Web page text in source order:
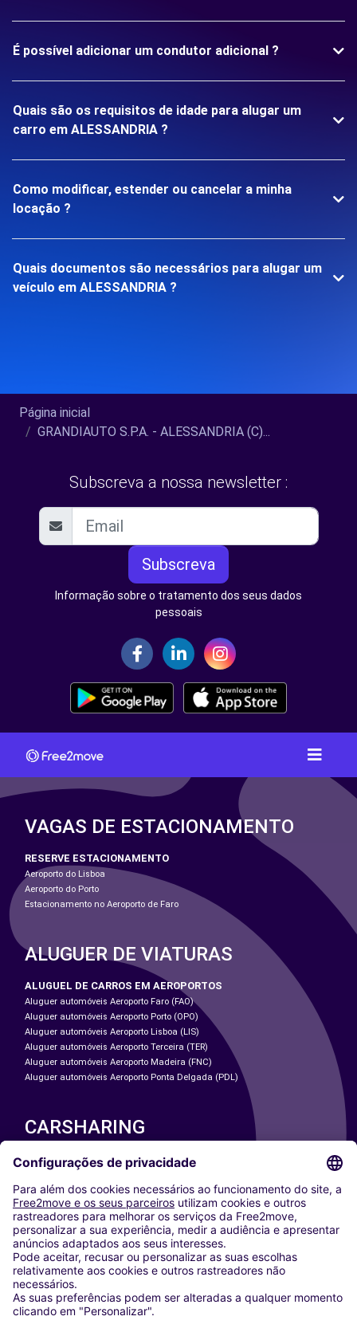
É possível adicionar um condutor adicional ?
Quais são os requisitos de idade para alugar um
carro em ALESSANDRIA ?
Como modificar, estender ou cancelar a minha
locação ?
Quais documentos são necessários para alugar um
veículo em ALESSANDRIA ?
Página inicial
GRANDIAUTO S.P.A. - ALESSANDRIA (C)...
Subscreva a nossa newsletter :
Subscreva
Informação sobre o tratamento dos seus dados
pessoais
VAGAS DE ESTACIONAMENTO
RESERVE ESTACIONAMENTO
Aeroporto do Lisboa
Aeroporto do Porto
Estacionamento no Aeroporto de Faro
ALUGUER DE VIATURAS
ALUGUEL DE CARROS EM AEROPORTOS
Aluguer automóveis Aeroporto Faro (FAO)
Aluguer automóveis Aeroporto Porto (OPO)
Aluguer automóveis Aeroporto Lisboa (LIS)
Aluguer automóveis Aeroporto Terceira (TER)
Aluguer automóveis Aeroporto Madeira (FNC)
Aluguer automóveis Aeroporto Ponta Delgada (PDL)
CARSHARING
NOSSAS CIDADES
Washington DC
Milan
Rome
Turin
Vienna
Berlin
Cologne
Dusseldorf
Frankfurt